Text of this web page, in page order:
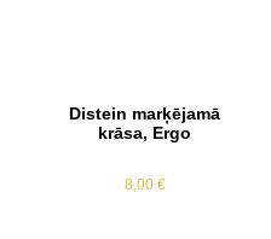
Distein marķējamā
krāsa, Ergo
8,00 €